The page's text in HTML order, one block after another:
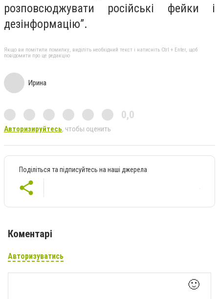
розповсюджувати російські фейки і
дезінформацію”.
Якщо ви помітили помилку, виділіть необхідний текст і натисніть Ctrl + Enter, щоб
повідомити про це редакцію
Ирина
0,0
Авторизируйтесь, чтобы оценить
Поділіться та підписуйтесь на наші джерела
Коментарі
Авторизуватись
🙂